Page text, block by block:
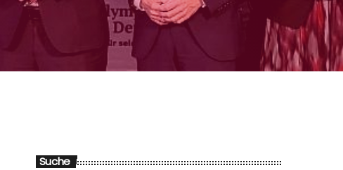
Suche